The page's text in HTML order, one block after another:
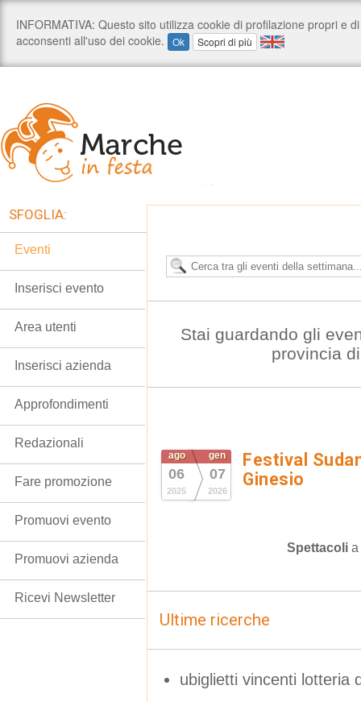
Stai guardando gli
provincia
ago
06
2025
gen
07
2026
Festival
Ginesio
Spettacoli a
Ultime ricerche
ubiglietti vincenti lotteria
SFOGLIA:
Eventi
Inserisci evento
Area utenti
Inserisci azienda
Approfondimenti
Redazionali
Fare promozione
Promuovi evento
Promuovi azienda
Ricevi Newsletter